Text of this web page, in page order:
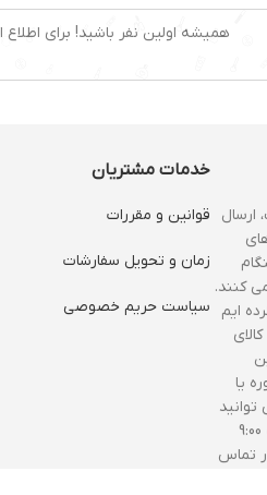
همیشه اولین نفر باشید! برای
ارسال
کنند.
ایم
یا
با شماره 09907750029ازساعت 9:00
21:00 با ما در تماس
خدمات مشتریان
قوانین و مقررات
زمان و‌ تحویل سفارشات
سیاست حریم خصوصی